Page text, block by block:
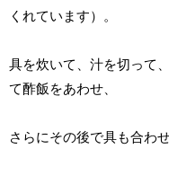
くれています）。
具を炊いて、汁を切って
て酢飯をあわせ、
さらにその後で具も合わ